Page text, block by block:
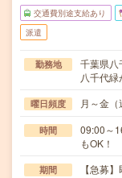
交通費別途支給あり
派遣
勤務地
千葉県八
八千代
曜日頻度 月～金
時間
09:00～
もOK！
期間 【急募